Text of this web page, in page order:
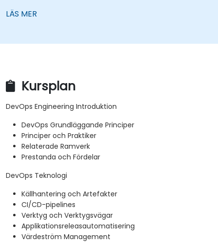
LÄS MER
Kursplan
DevOps Engineering Introduktion
DevOps Grundläggande Principer
Principer och Praktiker
Relaterade Ramverk
Prestanda och Fördelar
DevOps Teknologi
Källhantering och Artefakter
CI/CD-pipelines
Verktyg och Verktygsvägar
Applikationsreleasautomatisering
Värdeström Management